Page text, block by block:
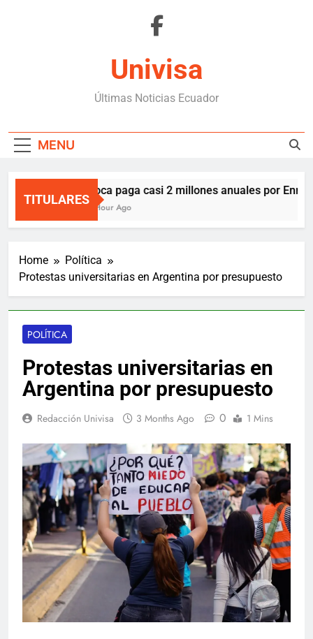
Univisa
Últimas Noticias Ecuador
MENU
TITULARES
Boca paga casi 2 millones anuales por Enner
1 Hour Ago
Home
Política
Protestas universitarias en Argentina por presupuesto
POLÍTICA
Protestas universitarias en
Argentina por presupuesto
Redacción Univisa 3 Months Ago 0 1 Mins